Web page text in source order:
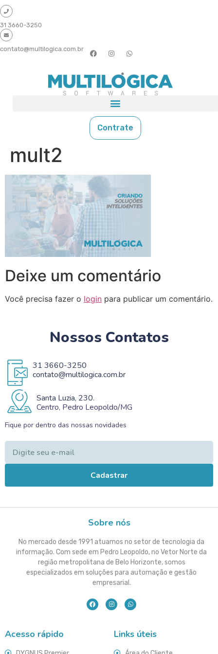
31 3660-3250
contato@multilogica.com.br
Contrate
mult2
Deixe um comentário
Você precisa fazer o login para publicar um comentário.
Nossos Contatos
31 3660-3250
contato@multilogica.com.br
Santa Luzia, 230.
Centro, Pedro Leopoldo/MG
Fique por dentro das nossas novidades
Cadastrar
Sobre nós
No mercado desde 1991 atuamos no setor de tecnologia da
informação. Com sede em Pedro Leopoldo, no Vetor Norte da
região metropolitana de Belo Horizonte, somos
especializados em soluções para automação e gestão
empresarial.
Acesso rápido Links úteis